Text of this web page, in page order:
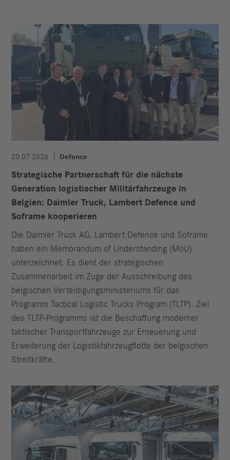
20.07.2026 Defence
Strategische Partnerschaft für die nächste
Generation logistischer Militärfahrzeuge in
Belgien: Daimler Truck, Lambert Defence und
Soframe kooperieren
Die Daimler Truck AG, Lambert Defence und Soframe
haben ein Memorandum of Understanding (MoU)
unterzeichnet. Es dient der strategischen
Zusammenarbeit im Zuge der Ausschreibung des
belgischen Verteidigungsministeriums für das
Programm Tactical Logistic Trucks Program (TLTP). Ziel
des TLTP-Programms ist die Beschaffung moderner
taktischer Transportfahrzeuge zur Erneuerung und
Erweiterung der Logistikfahrzeugflotte der belgischen
Streitkräfte.